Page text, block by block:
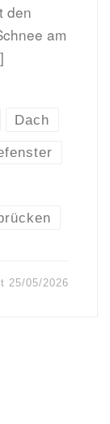
den
am
Dach
25/05/2026